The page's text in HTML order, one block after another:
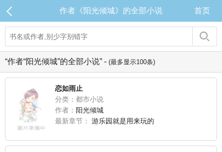
作者《阳光倾城》的全部小说 首页
“作者“阳光倾城”的全部小说” - (最多显示100条)
恋如雨止
分类：都市小说
作者： 阳光倾城
最新章节：
游乐园就是用来玩的